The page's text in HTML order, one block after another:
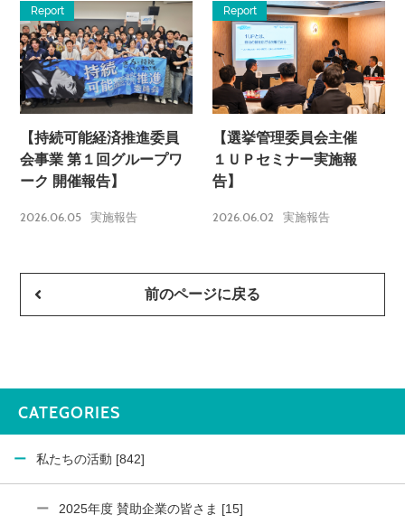
Report
【持続可能経済推進委員
会事業 第１回グループワ
ーク 開催報告】
2026.06.05 実施報告
Report
【選挙管理委員会主催
１ＵＰセミナー実施報
告】
2026.06.02 実施報告
前のページに戻る
CATEGORIES
私たちの活動 [842]
2025年度 賛助企業の皆さま [15]